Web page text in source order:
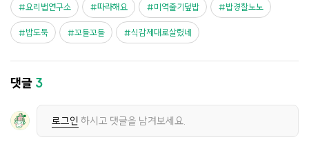
요리법연구소 따라해요 미역줄기덮밥 밥경찰노노
밥도둑 꼬들꼬들 식감제대로살렸네
댓글 3
로그인 하시고 댓글을 남겨보세요.